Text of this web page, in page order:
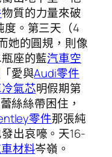
物質的力量來破
度。第三天（4
她的圓規，則像
座的藍汽車空
「愛與Audi零件
氣芯明假期第
絲絲帶困住，
零件那張純
出哀嚎。天16-
材料岑嶺。